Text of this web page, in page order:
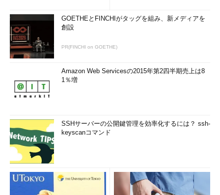
GOETHEとFINCHIがタッグを組み、新メディアを
創設
PR(FINCHI on GOETHE)
Amazon Web Servicesの2015年第2四半期売上は8
1％増
SSHサーバーの公開鍵管理を効率化するには？ ssh-
keyscanコマンド